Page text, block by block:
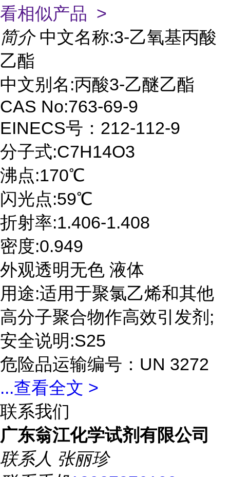
看相似产品 >
简介 中文名称:3-乙氧基丙酸
乙酯
中文别名:丙酸3-乙醚乙酯
CAS No:763-69-9
EINECS号：212-112-9
分子式:C7H14O3
沸点:170℃
闪光点:59℃
折射率:1.406-1.408
密度:0.949
外观透明无色 液体
用途:适用于聚氯乙烯和其他
高分子聚合物作高效引发剂;
安全说明:S25
危险品运输编号：UN 3272
...查看全文 >
联系我们
广东翁江化学试剂有限公司
联系人 张丽珍